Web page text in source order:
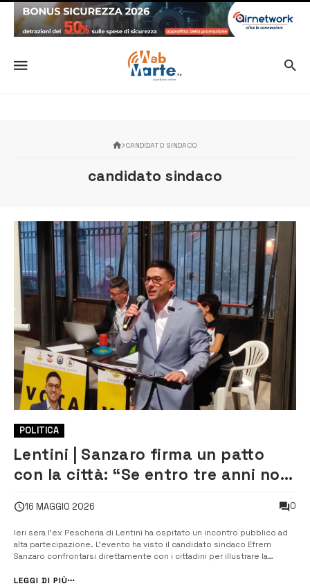
CANDIDATO SINDACO
candidato sindaco
POLITICA
Lentini | Sanzaro firma un patto
con la città: “Se entro tre anni non
mi dimetto”
16 MAGGIO 2026 0
Ieri sera l’ex Pescheria di Lentini ha ospitato un incontro pubblico ad
alta partecipazione. L’evento ha visto il candidato sindaco Efrem
Sanzaro confrontarsi direttamente con i cittadini per illustrare la
stata Maria Adagio, esponente di Antudo-Terra, la quale ha delin...
LEGGI DI PIÙ